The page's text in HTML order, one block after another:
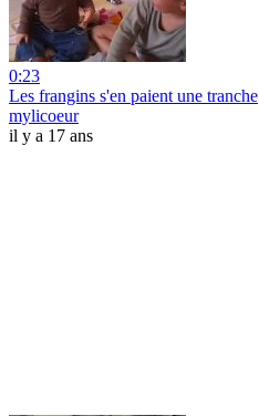
0:23
Les frangins s'en paient une tranche
mylicoeur
il y a 17 ans